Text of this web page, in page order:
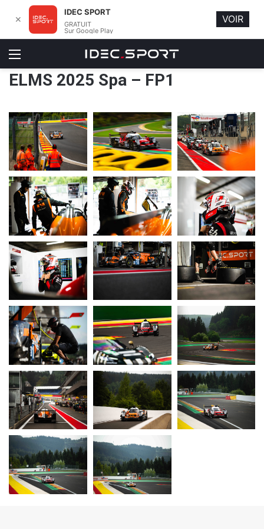
Menu
ELMS 2025 Spa – FP1
✕
IDEC SPORT
GRATUIT
Sur Google Play
VOIR